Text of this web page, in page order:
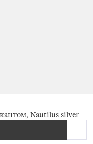
Nautilus silver